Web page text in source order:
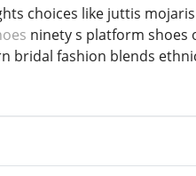
choices like juttis
ninety s platform shoes
bridal fashion blends